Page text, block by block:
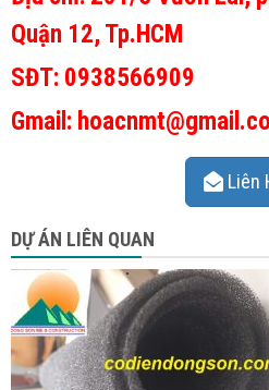
Quận 12, Tp.HCM
SĐT: 0938566909
Gmail:
Liên
DỰ ÁN LIÊN QUAN